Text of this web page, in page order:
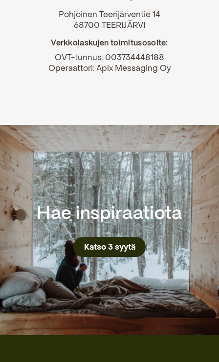
Pohjoinen Teerijärventie 14
68700 TEERIJÄRVI
Verkkolaskujen toimitusosoite:
OVT-tunnus: 003734448188
Operaattori: Apix Messaging Oy
Hae inspiraatiota
Katso 3 syytä